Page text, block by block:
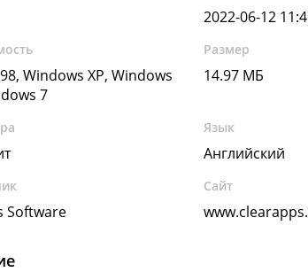
2022-06-12
Windows XP, Windows
7
Размер
14.97 МБ
Язык
Английский
Software
Сайт